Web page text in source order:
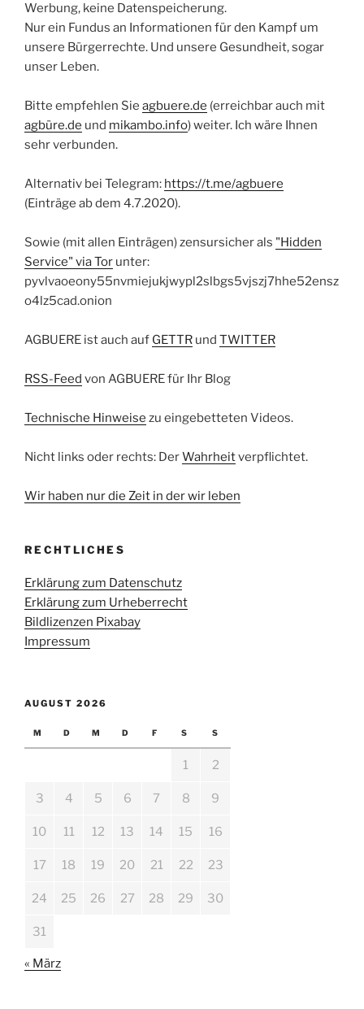
Werbung, keine Datenspeicherung.
Nur ein Fundus an Informationen für den Kampf um
unsere Bürgerrechte. Und unsere Gesundheit, sogar
unser Leben.
Bitte empfehlen Sie agbuere.de (erreichbar auch mit
agbüre.de und mikambo.info) weiter. Ich wäre Ihnen
sehr verbunden.
Alternativ bei Telegram: https://t.me/agbuere
(Einträge ab dem 4.7.2020).
Sowie (mit allen Einträgen) zensursicher als "Hidden
Service" via Tor unter:
pyvlvaoeony55nvmiejukjwypl2slbgs5vjszj7hhe52ensz
o4lz5cad.onion
AGBUERE ist auch auf GETTR und TWITTER
RSS-Feed von AGBUERE für Ihr Blog
Technische Hinweise zu eingebetteten Videos.
Nicht links oder rechts: DerWahrheitverpflichtet.
Wir haben nur die Zeit in der wir leben
RECHTLICHES
Erklärung zum Datenschutz
Erklärung zum Urheberrecht
Bildlizenzen Pixabay
Impressum
AUGUST 2026
M D M D F S S
1 2
3 4 5 6 7 8 9
10 11 12 13 14 15 16
17 18 19 20 21 22 23
24 25 26 27 28 29 30
31
« März